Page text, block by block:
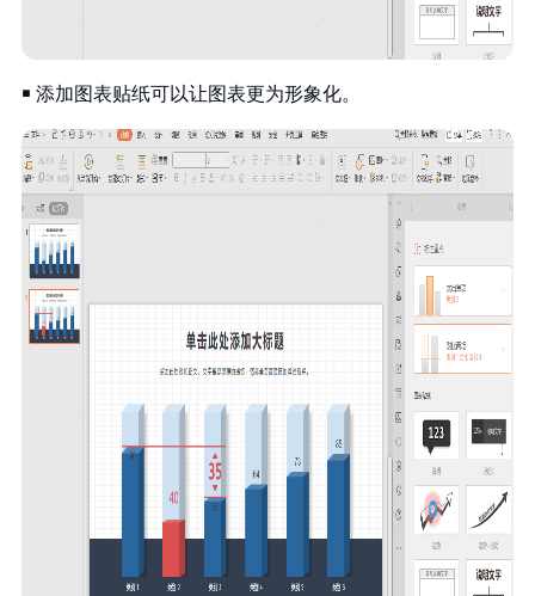
￭ 添加图表贴纸可以让图表更为形象化。